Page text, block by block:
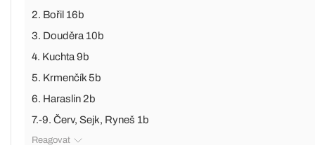
2. Bořil 16b
3. Douděra 10b
4. Kuchta 9b
5. Krmenčík 5b
6. Haraslin 2b
7.-9. Červ, Sejk, Ryneš 1b
Reagovat